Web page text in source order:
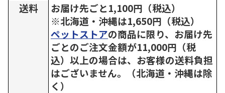
送料
お届け先ごと1,100円（税込）
※北海道・沖縄は1,650円（税込）
ペットストアの商品に限り、お届け先
ごとのご注文金額が11,000円（税
込）以上の場合は、お客様の送料負担
はございません。（北海道・沖縄は除
く）